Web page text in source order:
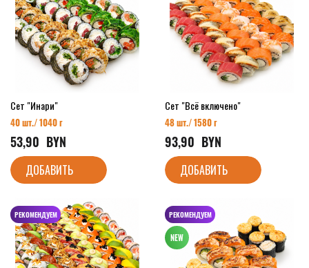
Сет "Инари"
40 шт./ 1040 г
53,90
  BYN
ДОБАВИТЬ
Сет "Всё включено"
48 шт./ 1580 г
93,90
  BYN
ДОБАВИТЬ
РЕКОМЕНДУЕМ РЕКОМЕНДУЕМ